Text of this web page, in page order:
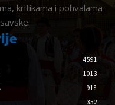
kritikama i pohvalama
4591
1013
918
352